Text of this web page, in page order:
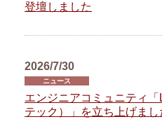
登壇しました
2026/7/30
ニュース
エンジニアコミュニティ
テック）」を立ち上げまし